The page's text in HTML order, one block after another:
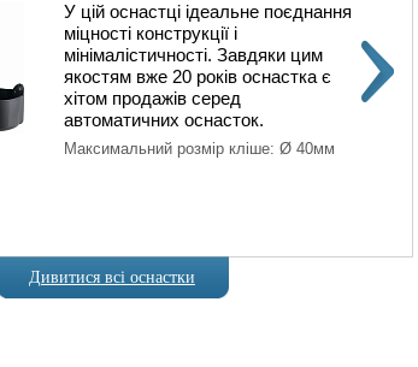
У цій оснастці ідеальне поєднання
міцності конструкції і
мінімалістичності. Завдяки цим
якостям вже 20 років оснастка є
хітом продажів серед
автоматичних оснасток.
Максимальний розмір кліше: Ø 40мм
Дивитися всі оснастки